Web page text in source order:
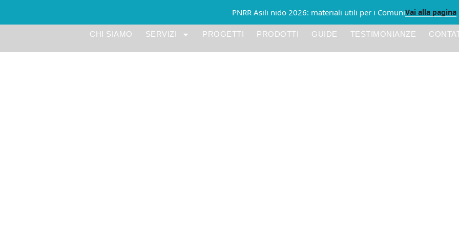
PNRR Asili nido 2026: materiali utili per i ComuniVai alla pagina
CHI SIAMO SERVIZI PROGETTI PRODOTTI GUIDE TESTIMONIANZE